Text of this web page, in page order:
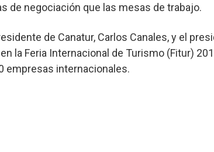
de negociación que las mesas de trabajo.
de Canatur, Carlos Canales, y el
la Feria Internacional de Turismo (Fitur)
empresas internacionales.